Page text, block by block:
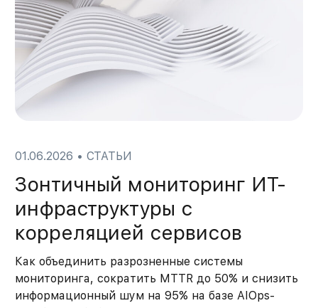
01.06.2026 • СТАТЬИ
Зонтичный мониторинг ИТ-
инфраструктуры с
корреляцией сервисов
Как объединить разрозненные системы
мониторинга, сократить MTTR до 50% и снизить
информационный шум на 95% на базе AIOps-